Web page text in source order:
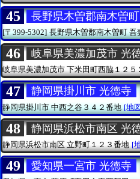
45 長野県木曽郡南木曽
[〒399-5302] 長野県木曽郡南木曽町吾
46 岐阜県美濃加茂市 光
岐阜県美濃加茂市下米田町西脇１２５
47 静岡県掛川市 光徳寺
静岡県掛川市中西之谷３４２番地 [地
48 静岡県浜松市南区 光
静岡県浜松市南区立野町１２３番地 [
49 愛知県一宮市 光徳寺